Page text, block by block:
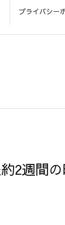
プライバシー
2週間